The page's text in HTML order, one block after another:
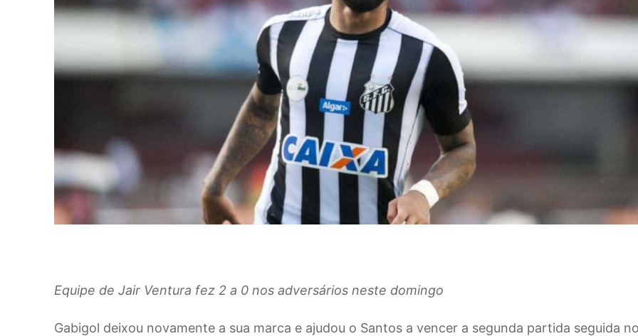
Equipe de Jair Ventura fez 2 a 0 nos adversários neste domingo
Gabigol deixou novamente a sua marca e ajudou o Santos a vencer a segunda partida seguida